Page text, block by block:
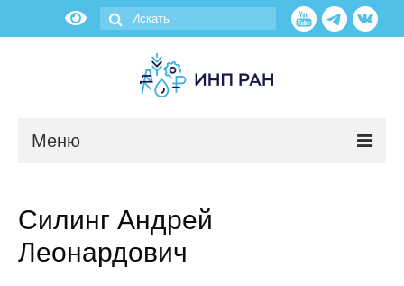
Меню
Об институте
Силинг Андрей
Леонардович